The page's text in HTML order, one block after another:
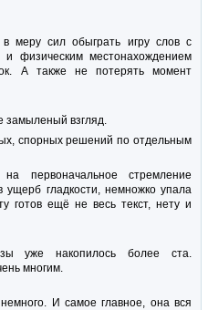
меру сил обыграть игру слов с
физическим местонахождением
А также не потерять момент
замыленый взгляд.
спорных решений по отдельным
первоначальное стремление
ущерб гладкости, немножко упала
готов ещё не весь текст, нету и
уже накопилось более ста.
многим.
И самое главное, она вся